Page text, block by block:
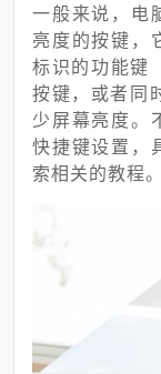
一般来说，电
亮度的按键，
标识的功能键
按键，或者同
少屏幕亮度。
快捷键设置，
索相关的教程。